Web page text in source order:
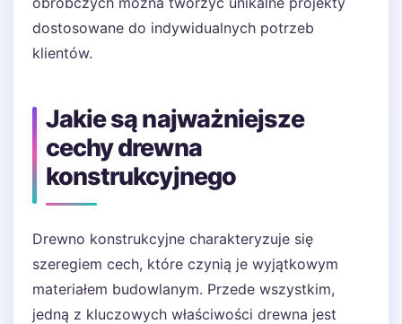
dostosowane do indywidualnych potrzeb
klientów.
Jakie są najważniejsze
cechy drewna
konstrukcyjnego
Drewno konstrukcyjne charakteryzuje się
szeregiem cech, które czynią je wyjątkowym
materiałem budowlanym. Przede wszystkim,
jedną z kluczowych właściwości drewna jest